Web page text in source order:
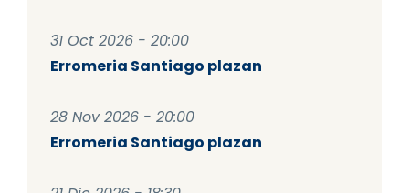
31 Oct 2026 - 20:00
Erromeria Santiago plazan
28 Nov 2026 - 20:00
Erromeria Santiago plazan